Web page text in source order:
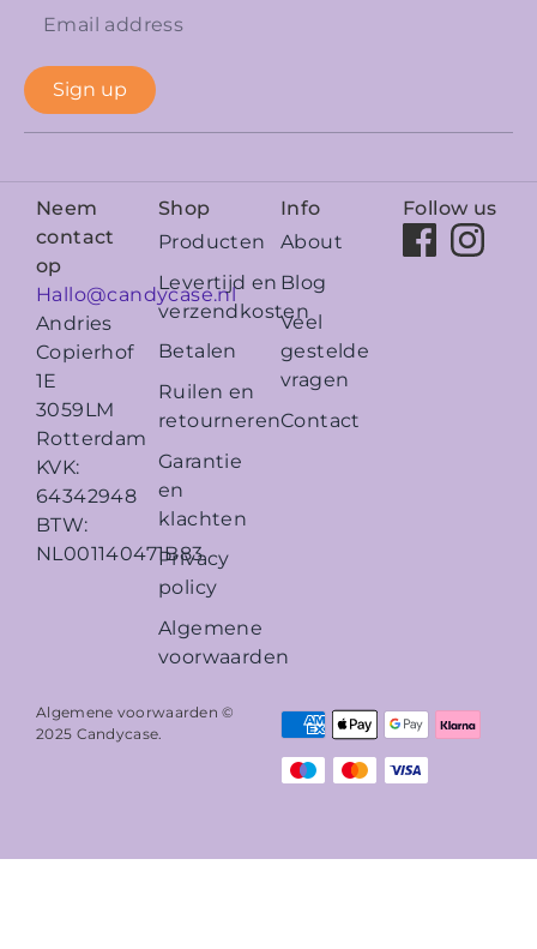
Sign up
Neem
contact
op
Hallo@candycase.nl
Andries
Copierhof
1E
3059LM
Rotterdam
KVK:
64342948
BTW:
NL001140471B83
Shop
Producten
Levertijd en
verzendkosten
Betalen
Ruilen en
retourneren
Garantie
en
klachten
Privacy
policy
Algemene
voorwaarden
Info
About
Blog
Veel
gestelde
vragen
Contact
Follow us
Algemene voorwaarden ©
2025 Candycase